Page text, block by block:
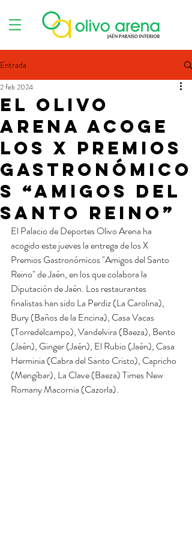
Entrada
El Olivo
Arena acoge
los X Premios
Gastronómico
s “Amigos del
Santo Reino”
2 feb 2024
El Palacio de Deportes Olivo Arena ha
acogido este jueves la entrega de los X
Premios Gastronómicos "Amigos del Santo
Reino" de Jaén, en los que colabora la
Diputación de Jaén. Los restaurantes
finalistas han sido La Perdiz (La Carolina),
Bury (Baños de la Encina), Casa Vacas
(Torredelcampo), Vandelvira (Baeza), Bento
(Jaén), Ginger (Jaén), El Rubio (Jaén), Casa
Herminia (Cabra del Santo Cristo), Capricho
(Mengíbar), La Clave (Baeza) Times New
Romany Macornia (Cazorla).